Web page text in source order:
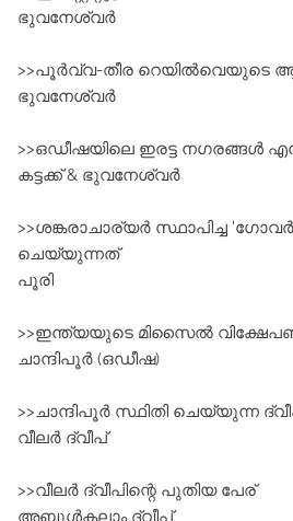
ഭുവനേശ്വർ
>>പൂർവ്വ-തീര റെയിൽവെയുടെ
ഭുവനേശ്വർ
>>ഒഡീഷയിലെ ഇരട്ട നഗരങ്ങൾ
കട്ടക്ക്‌ & ഭുവനേശ്വർ
>>ശങ്കരാചാര്യർ സ്ഥാപിച്ച
ചെയ്യുന്നത്‌
പൂരി
>>ഇന്ത്യയുടെ മിസൈൽ
ചാന്ദിപൂർ (ഒഡീഷ)
>>ചാന്ദിപൂർ സ്ഥിതി ചെയ്യുന്ന
വീലർ ദ്വീപ്
>>വീലർ ദ്വീപിന്റെ പുതിയ പേര്‌
അബ്ദുൾകലാം ദ്വീപ്‌